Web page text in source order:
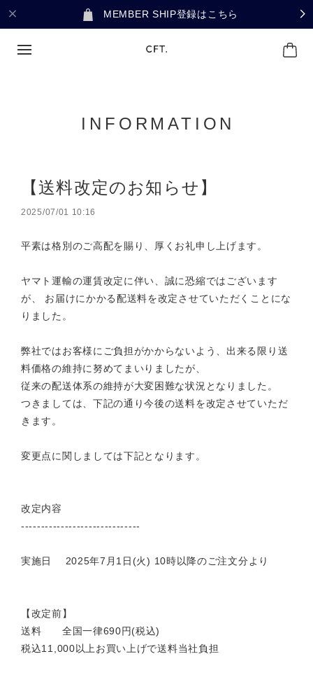
MEMBER SHIP登録はこちら
INFORMATION
【送料改定のお知らせ】
2025/07/01 10:16
平素は格別のご高配を賜り、厚くお礼申し上げます。
ヤマト運輸の運賃改定に伴い、誠に恐縮ではございます
が、 お届けにかかる配送料を改定させていただくことにな
りました。
弊社ではお客様にご負担がかからないよう、出来る限り送
料価格の維持に努めてまいりましたが、
従来の配送体系の維持が大変困難な状況となりました。
つきましては、下記の通り今後の送料を改定させていただ
きます。
変更点に関しましては下記となります。
改定内容
------------------------------
実施日 2025年7月1日(火) 10時以降のご注文分より
【改定前】
送料 全国一律690円(税込)
税込11,000以上お買い上げで送料当社負担